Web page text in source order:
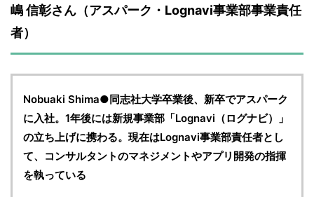
嶋 信彰さん（アスパーク・Lognavi事業部事業責任
者）
Nobuaki Shima●同志社大学卒業後、新卒でアスパーク
に入社。1年後には新規事業部「Lognavi（ログナビ）」
の立ち上げに携わる。現在はLognavi事業部責任者とし
て、コンサルタントのマネジメントやアプリ開発の指揮
を執っている